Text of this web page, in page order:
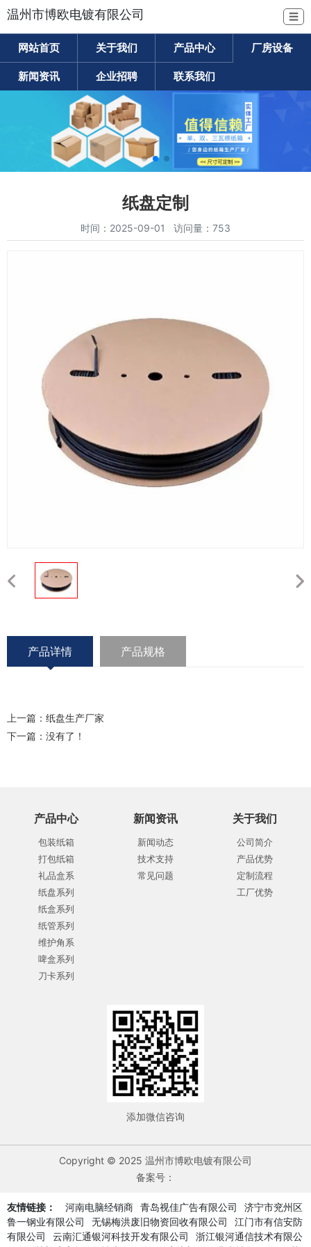
温州市博欧电镀有限公司 ☰
网站首页 关于我们 产品中心 厂房设备
新闻资讯 企业招聘 联系我们
纸盘定制
时间：2025-09-01 访问量：753
产品详情 产品规格
上一篇： 纸盘生产厂家
下一篇：没有了！
产品中心
包装纸箱
打包纸箱
礼品盒系
纸盘系列
纸盒系列
纸管系列
维护角系
啤盒系列
刀卡系列
新闻资讯
新闻动态
技术支持
常见问题
关于我们
公司简介
产品优势
定制流程
工厂优势
添加微信咨询
Copyright © 2025 温州市博欧电镀有限公司
备案号：
友情链接： 河南电脑经销商 青岛视佳广告有限公司
济宁市兖州区
鲁一钢业有限公司
无锡梅洪废旧物资回收有限公司
江门市有信安防
有限公司
云南汇通银河科技开发有限公司
浙江银河通信技术有限公